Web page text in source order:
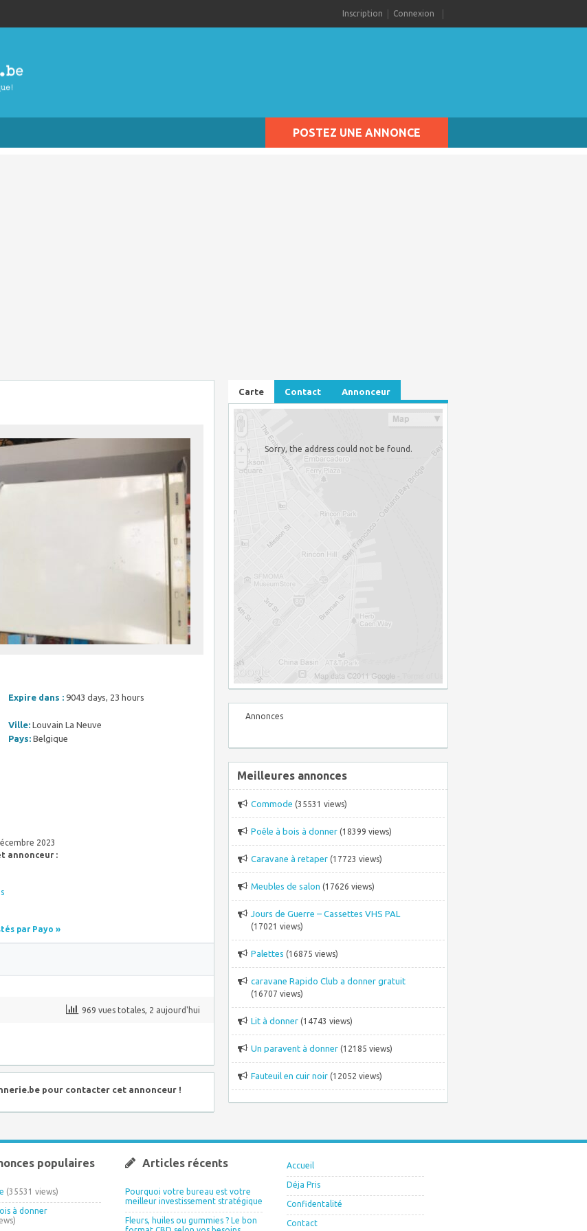
Inscription Connexion
POSTEZ UNE ANNONCE
Expire dans : 9043 days, 23 hours
Ville: Louvain La Neuve
Pays: Belgique
2023
annonceur :
par Payo »
969 vues totales, 2 aujourd'hui
pour contacter cet annonceur !
Carte Contact Annonceur
Sorry, the address could not be found.
Annonces
Meilleures annonces
Commode (35531 views)
Poêle à bois à donner (18399 views)
Caravane à retaper (17723 views)
Meubles de salon (17626 views)
Jours de Guerre – Cassettes VHS PAL
(17021 views)
Palettes (16875 views)
caravane Rapido Club a donner gratuit
(16707 views)
Lit à donner (14743 views)
Un paravent à donner (12185 views)
Fauteuil en cuir noir (12052 views)
populaires
(35531 views)
à donner
Articles récents
Pourquoi votre bureau est votre
meilleur investissement stratégique
Fleurs, huiles ou gummies ? Le bon
Accueil
Déja Pris
Confidentalité
Contact